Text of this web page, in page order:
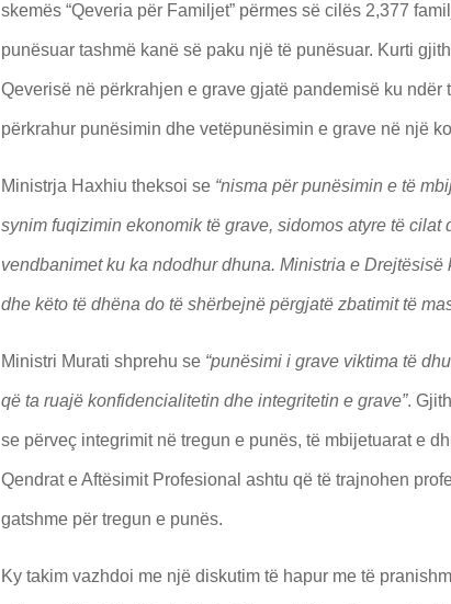
skemës “Qeveria për Familjet” përmes së cilës 2,377
punësuar tashmë kanë së paku një të punësuar. Kurti
Qeverisë në përkrahjen e grave gjatë pandemisë ku ndër
përkrahur punësimin dhe vetëpunësimin e grave në një
Ministrja Haxhiu theksoi se “nisma për punësimin e të
synim fuqizimin ekonomik të grave, sidomos atyre të cilat
vendbanimet ku ka ndodhur dhuna. Ministria e Drejtësisë
dhe këto të dhëna do të shërbejnë përgjatë zbatimit të
Ministri Murati shprehu se “punësimi i grave viktima të
që ta ruajë konfidencialitetin dhe integritetin e grave”.
se përveç integrimit në tregun e punës, të mbijetuarat e
Qendrat e Aftësimit Profesional ashtu që të trajnohen
gatshme për tregun e punës.
Ky takim vazhdoi me një diskutim të hapur me të